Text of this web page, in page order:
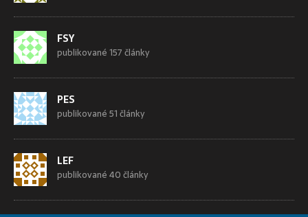
FSY
publikované 157 články
PES
publikované 51 články
LEF
publikované 40 články